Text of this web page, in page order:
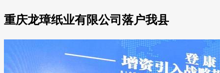
重庆龙璋纸业有限公司落户我县